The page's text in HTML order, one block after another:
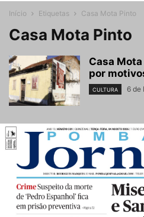
Início Etiquetas Casa Mota Pinto
Casa Mota Pinto
Casa
por
CULTURA 6 de